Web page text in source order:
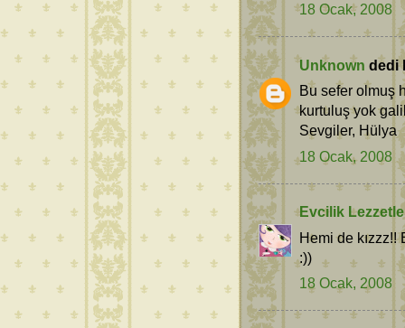
18 Ocak, 2008
Unknown dedi
Bu sefer olmuş
kurtuluş yok
Sevgiler, Hülya
18 Ocak, 2008
Evcilik
Hemi de kızzz!!
:))
18 Ocak, 2008